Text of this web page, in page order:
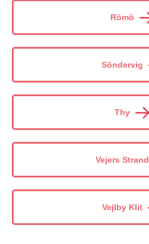
Römö
Söndervig
Thy
Vejers Strand
Vejlby Klit